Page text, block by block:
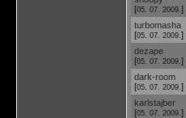
[05. 07. 2009. ]
turbomasha
[05. 07. 2009. ]
dezape
[05. 07. 2009. ]
dark-room
[05. 07. 2009. ]
karlstajber
[05. 07. 2009. ]